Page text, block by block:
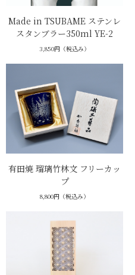
Made in TSUBAME ステンレ
スタンブラー350ml YE-2
3,850円（税込み）
有田焼 瑠璃竹林文 フリーカッ
プ
8,800円（税込み）